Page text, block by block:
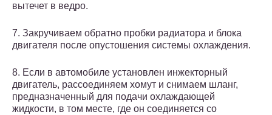
вытечет в ведро.
7. Закручиваем обратно пробки радиатора и блока
двигателя после опустошения системы охлаждения.
8. Если в автомобиле установлен инжекторный
двигатель, рассоединяем хомут и снимаем шланг,
предназначенный для подачи охлаждающей
жидкости, в том месте, где он соединяется со